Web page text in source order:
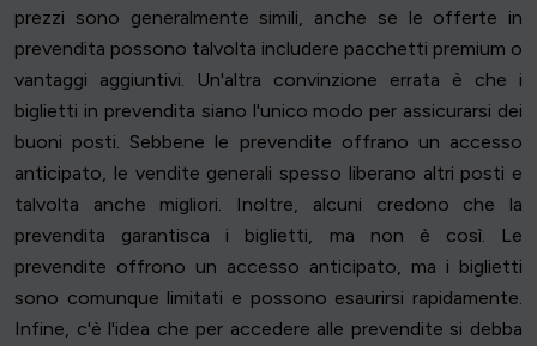
prezzi sono generalmente simili, anche se le offerte in
prevendita possono talvolta includere pacchetti premium o
vantaggi aggiuntivi. Un'altra convinzione errata è che i
biglietti in prevendita siano l'unico modo per assicurarsi dei
buoni posti. Sebbene le prevendite offrano un accesso
anticipato, le vendite generali spesso liberano altri posti e
talvolta anche migliori. Inoltre, alcuni credono che la
prevendita garantisca i biglietti, ma non è così. Le
prevendite offrono un accesso anticipato, ma i biglietti
sono comunque limitati e possono esaurirsi rapidamente.
Infine, c'è l'idea che per accedere alle prevendite si debba